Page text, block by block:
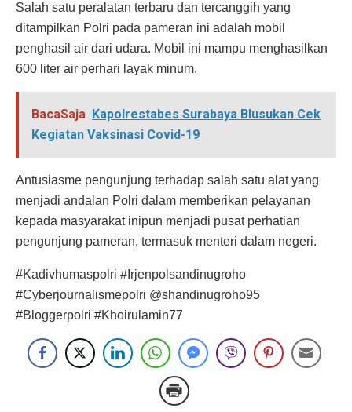
Salah satu peralatan terbaru dan tercanggih yang
ditampilkan Polri pada pameran ini adalah mobil
penghasil air dari udara. Mobil ini mampu menghasilkan
600 liter air perhari layak minum.
BacaSaja Kapolrestabes Surabaya Blusukan Cek
Kegiatan Vaksinasi Covid-19
Antusiasme pengunjung terhadap salah satu alat yang
menjadi andalan Polri dalam memberikan pelayanan
kepada masyarakat inipun menjadi pusat perhatian
pengunjung pameran, termasuk menteri dalam negeri.
#Kadivhumaspolri #Irjenpolsandinugroho
#Cyberjournalismepolri @shandinugroho95
#Bloggerpolri #Khoirulamin77